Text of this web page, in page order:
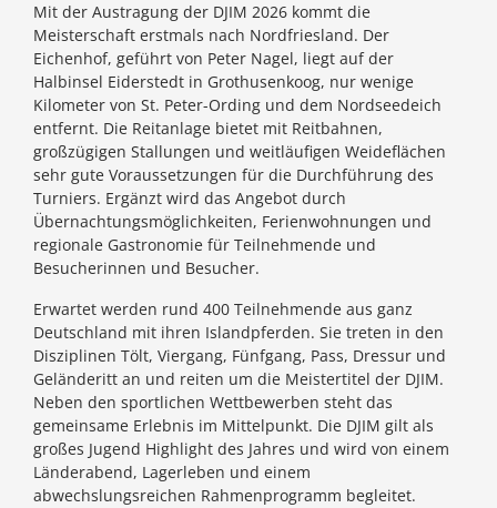
Mit der Austragung der DJIM 2026 kommt die
Meisterschaft erstmals nach Nordfriesland. Der
Eichenhof, geführt von Peter Nagel, liegt auf der
Halbinsel Eiderstedt in Grothusenkoog, nur wenige
Kilometer von St. Peter-Ording und dem Nordseedeich
entfernt. Die Reitanlage bietet mit Reitbahnen,
großzügigen Stallungen und weitläufigen Weideflächen
sehr gute Voraussetzungen für die Durchführung des
Turniers. Ergänzt wird das Angebot durch
Übernachtungsmöglichkeiten, Ferienwohnungen und
regionale Gastronomie für Teilnehmende und
Besucherinnen und Besucher.
Erwartet werden rund 400 Teilnehmende aus ganz
Deutschland mit ihren Islandpferden. Sie treten in den
Disziplinen Tölt, Viergang, Fünfgang, Pass, Dressur und
Geländeritt an und reiten um die Meistertitel der DJIM.
Neben den sportlichen Wettbewerben steht das
gemeinsame Erlebnis im Mittelpunkt. Die DJIM gilt als
großes Jugend Highlight des Jahres und wird von einem
Länderabend, Lagerleben und einem
abwechslungsreichen Rahmenprogramm begleitet.